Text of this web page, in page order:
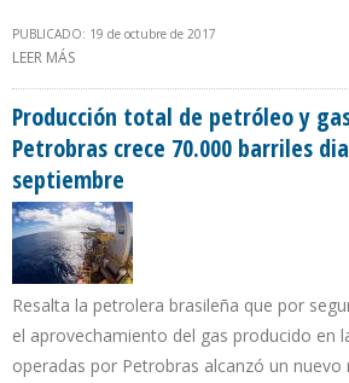
PUBLICADO: 19 de octubre de 2017
LEER MÁS
Producción total de petróleo y
Petrobras crece 70.000 barriles
septiembre
Resalta la petrolera brasileña que por
el aprovechamiento del gas producido en
operadas por Petrobras alcanzó un nuevo